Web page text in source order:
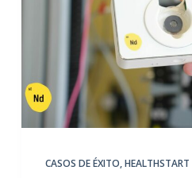
CASOS DE ÉXITO,